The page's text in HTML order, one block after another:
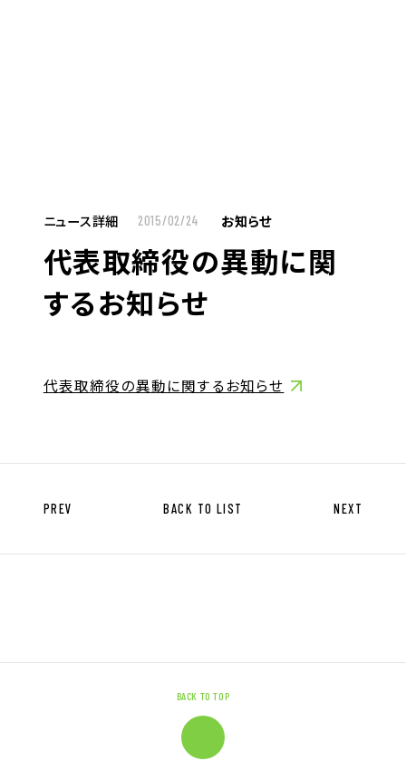
お仕事をお探しの方へ
半導体製品テスト開発業務
企業情報
会社概要・沿革
ニュース詳細 2015/02/24 お知らせ
代表取締役の異動に関
するお知らせ
代表取締役の異動に関するお知らせ
PREV BACK TO LIST NEXT
BACK TO TOP